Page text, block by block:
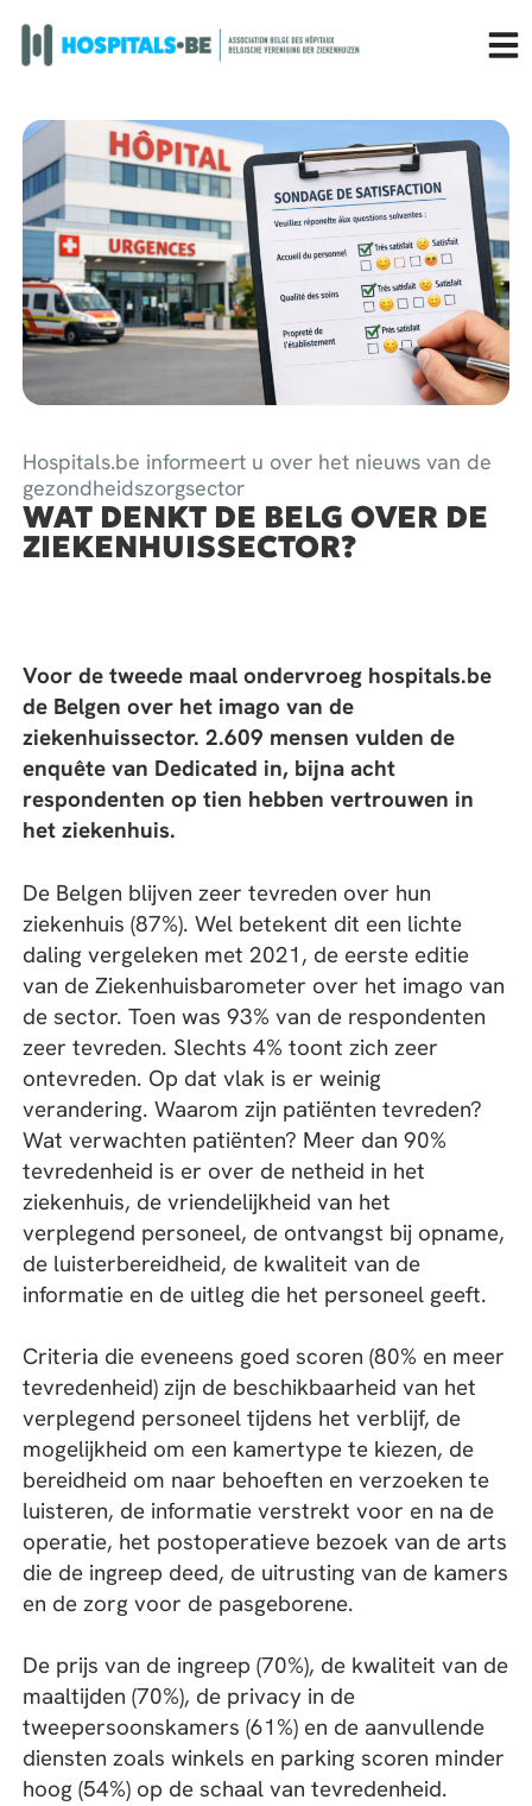
Hospitals.be informeert u over het nieuws van de
gezondheidszorgsector
WAT DENKT DE BELG OVER DE
ZIEKENHUISSECTOR?
Voor de tweede maal ondervroeg hospitals.be
de Belgen over het imago van de
ziekenhuissector. 2.609 mensen vulden de
enquête van Dedicated in, bijna acht
respondenten op tien hebben vertrouwen in
het ziekenhuis.
De Belgen blijven zeer tevreden over hun
ziekenhuis (87%). Wel betekent dit een lichte
daling vergeleken met 2021, de eerste editie
van de Ziekenhuisbarometer over het imago van
de sector. Toen was 93% van de respondenten
zeer tevreden. Slechts 4% toont zich zeer
ontevreden. Op dat vlak is er weinig
verandering. Waarom zijn patiënten tevreden?
Wat verwachten patiënten? Meer dan 90%
tevredenheid is er over de netheid in het
ziekenhuis, de vriendelijkheid van het
verplegend personeel, de ontvangst bij opname,
de luisterbereidheid, de kwaliteit van de
informatie en de uitleg die het personeel geeft.
Criteria die eveneens goed scoren (80% en meer
tevredenheid) zijn de beschikbaarheid van het
verplegend personeel tijdens het verblijf, de
mogelijkheid om een kamertype te kiezen, de
bereidheid om naar behoeften en verzoeken te
luisteren, de informatie verstrekt voor en na de
operatie, het postoperatieve bezoek van de arts
die de ingreep deed, de uitrusting van de kamers
en de zorg voor de pasgeborene.
De prijs van de ingreep (70%), de kwaliteit van de
maaltijden (70%), de privacy in de
tweepersoonskamers (61%) en de aanvullende
diensten zoals winkels en parking scoren minder
hoog (54%) op de schaal van tevredenheid.